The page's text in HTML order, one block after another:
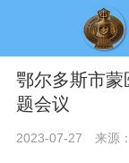
鄂尔多斯市
题会议
2023-07-27 来源：